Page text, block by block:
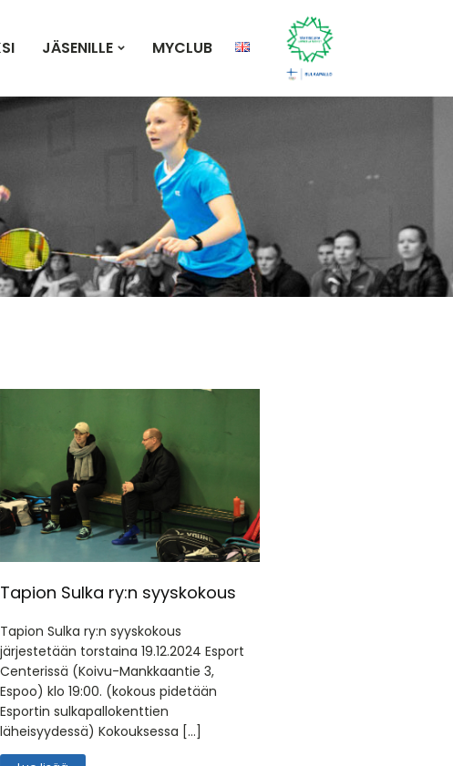
JÄSENILLE MYCLUB
Tapion Sulka ry:n syyskokous
Tapion Sulka ry:n syyskokous
järjestetään torstaina 19.12.2024 Esport
Centerissä (Koivu-Mankkaantie 3,
Espoo) klo 19:00. (kokous pidetään
Esportin sulkapallokenttien
läheisyydessä) Kokouksessa […]